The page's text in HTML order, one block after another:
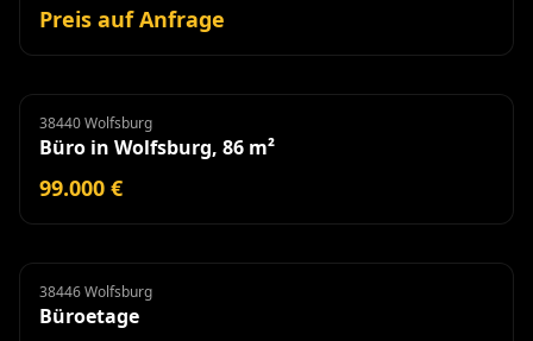
Preis auf Anfrage
Büro
38440 Wolfsburg
Büro in Wolfsburg, 86 m²
99.000 €
Büroetage Miete
38446 Wolfsburg
Büroetage